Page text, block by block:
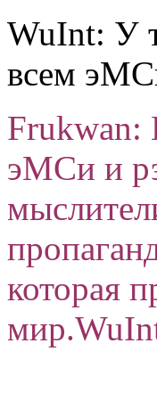
WuInt: У
всем
Frukwan:
эМСи и
которая